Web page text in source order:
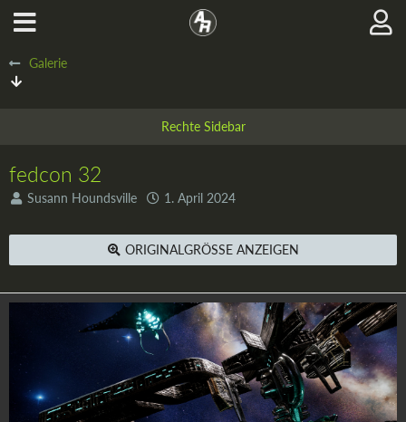
Galerie
fedcon 32
Susann Houndsville 1. April 2024
ORIGINALGRÖSSE ANZEIGEN